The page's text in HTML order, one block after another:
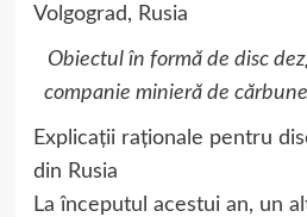
Obiectul în formă de disc
companie minieră de
Explicații raționale pentru
din Rusia
La începutul acestui an, un